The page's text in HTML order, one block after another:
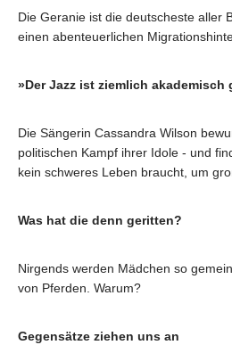
Die Geranie ist die deutscheste aller
einen abenteuerlichen
»Der Jazz ist ziemlich akademisch
Die Sängerin Cassandra Wilson
politischen Kampf ihrer Idole - und
kein schweres Leben braucht, um
Was hat die denn geritten?
Nirgends werden Mädchen so
von Pferden. Warum?
Gegensätze ziehen uns an